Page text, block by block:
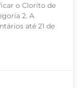
o Clorito de
2. A
até 21 de